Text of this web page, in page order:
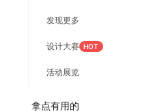
发现更多
设计大赛 HOT
活动展览
拿点有用的